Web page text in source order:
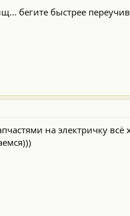
бегите быстрее
на электричку